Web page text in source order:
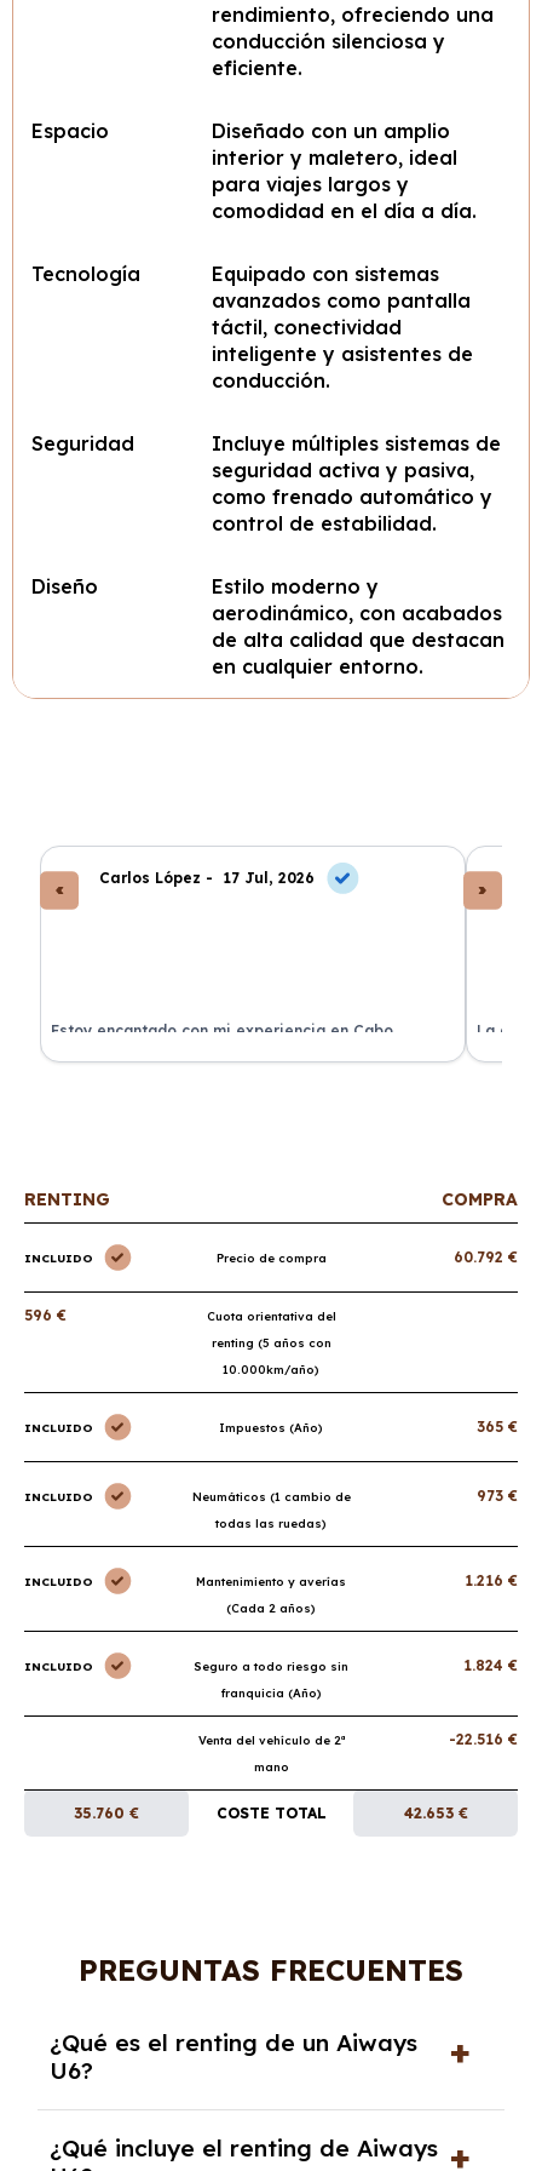
rendimiento, ofreciendo una
conducción silenciosa y
eficiente.
Espacio
Diseñado con un amplio
interior y maletero, ideal
para viajes largos y
comodidad en el día a día.
Tecnología
Equipado con sistemas
avanzados como pantalla
táctil, conectividad
inteligente y asistentes de
conducción.
Seguridad
Incluye múltiples sistemas de
seguridad activa y pasiva,
como frenado automático y
control de estabilidad.
Diseño
Estilo moderno y
aerodinámico, con acabados
de alta calidad que destacan
en cualquier entorno.
Carlos López - 17 Jul, 2026
Estoy encantado con mi experiencia en Cabo
Renting. El coche llegó en perfectas condiciones y sin
La
de
RENTING COMPRA
INCLUIDO Precio de compra 60.792 €
596 €
Cuota orientativa del
renting (5 años con
10.000km/año)
INCLUIDO Impuestos (Año) 365 €
INCLUIDO
Neumáticos (1 cambio de
todas las ruedas)
973 €
INCLUIDO
Mantenimiento y averías
(Cada 2 años)
1.216 €
INCLUIDO
Seguro a todo riesgo sin
franquicia (Año)
1.824 €
Venta del vehículo de 2ª
mano
-22.516 €
35.760 € COSTE TOTAL 42.653 €
PREGUNTAS FRECUENTES
¿Qué es el renting de un Aiways
U6?
alquiler a largo plazo en el que pagas una
¿Qué incluye el renting de Aiways